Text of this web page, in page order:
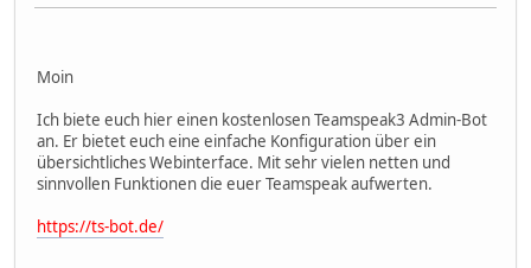
Moin
Ich biete euch hier einen kostenlosen Teamspeak3 Admin-Bot
an. Er bietet euch eine einfache Konfiguration über ein
übersichtliches Webinterface. Mit sehr vielen netten und
sinnvollen Funktionen die euer Teamspeak aufwerten.
https://ts-bot.de/